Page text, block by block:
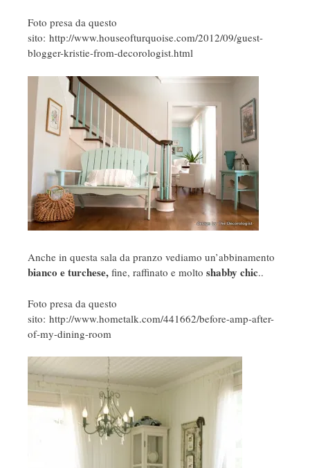
Foto presa da questo
sito: http://www.houseofturquoise.com/2012/09/guest-
blogger-kristie-from-decorologist.html
Anche in questa sala da pranzo vediamo un’abbinamento
bianco e turchese, fine, raffinato e molto shabby chic..
Foto presa da questo
sito: http://www.hometalk.com/441662/before-amp-after-
of-my-dining-room